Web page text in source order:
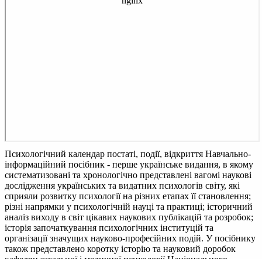
Психологічний календар постаті, події, відкриття Навчально-
інформаційний посібник - перше українське видання, в якому
систематизовані та хронологічно представлені вагомі наукові
дослідження українських та видатних психологів світу, які
сприяли розвитку психології на різних етапах її становлення;
різні напрямки у психологічній науці та практиці; історичний
аналіз виходу в світ цікавих наукових публікацій та розробок;
історія започаткування психологічних інституцій та
організації значущих науково-професійних подій. У посібнику
також представлено коротку історію та науковий доробок